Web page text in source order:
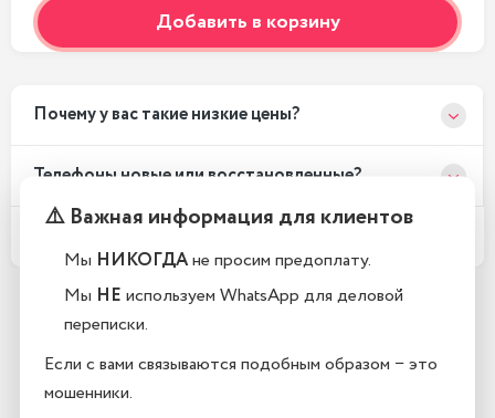
Добавить в корзину
Почему у вас такие низкие цены?
Телефоны новые или восстановленные?
Какой срок гарантии?
Остались вопросы?
Закажите обратный звонок
⚠️ Важная информация для клиентов
Мы НИКОГДАне просим предоплату.
Мы НЕ используем WhatsApp для деловой
переписки.
Если с вами связываются подобным образом − это
мошенники.